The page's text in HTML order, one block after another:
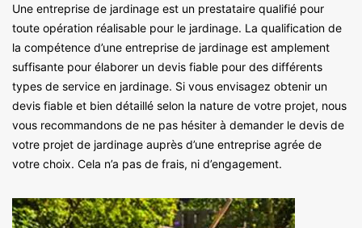
Une entreprise de jardinage est un prestataire qualifié pour
toute opération réalisable pour le jardinage. La qualification de
la compétence d’une entreprise de jardinage est amplement
suffisante pour élaborer un devis fiable pour des différents
types de service en jardinage. Si vous envisagez obtenir un
devis fiable et bien détaillé selon la nature de votre projet, nous
vous recommandons de ne pas hésiter à demander le devis de
votre projet de jardinage auprès d’une entreprise agrée de
votre choix. Cela n’a pas de frais, ni d’engagement.